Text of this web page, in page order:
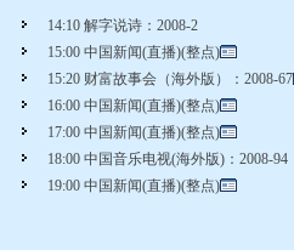
14:10 解字说诗：2008-2
15:00 中国新闻(直播)(整点)
15:20 财富故事会（海外版）：2008-67
16:00 中国新闻(直播)(整点)
17:00 中国新闻(直播)(整点)
18:00 中国音乐电视(海外版)：2008-94
19:00 中国新闻(直播)(整点)